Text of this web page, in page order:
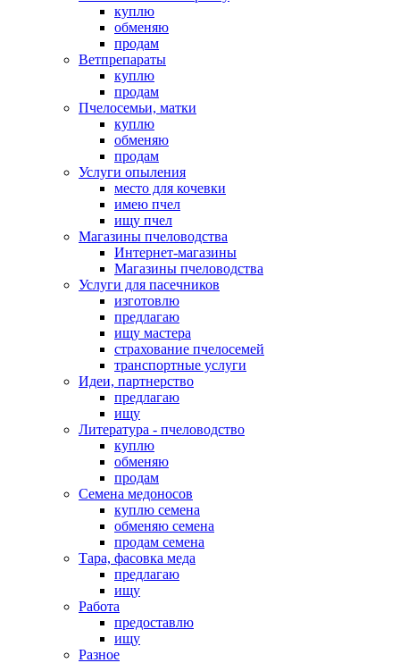
куплю
обменяю
продам
Ветпрепараты
куплю
продам
Пчелосемьи, матки
куплю
обменяю
продам
Услуги опыления
место для кочевки
имею пчел
ищу пчел
Магазины пчеловодства
Интернет-магазины
Магазины пчеловодства
Услуги для пасечников
изготовлю
предлагаю
ищу мастера
страхование пчелосемей
транспортные услуги
Идеи, партнерство
предлагаю
ищу
Литература - пчеловодство
куплю
обменяю
продам
Семена медоносов
куплю семена
обменяю семена
продам семена
Тара, фасовка меда
предлагаю
ищу
Работа
предоставлю
ищу
Разное